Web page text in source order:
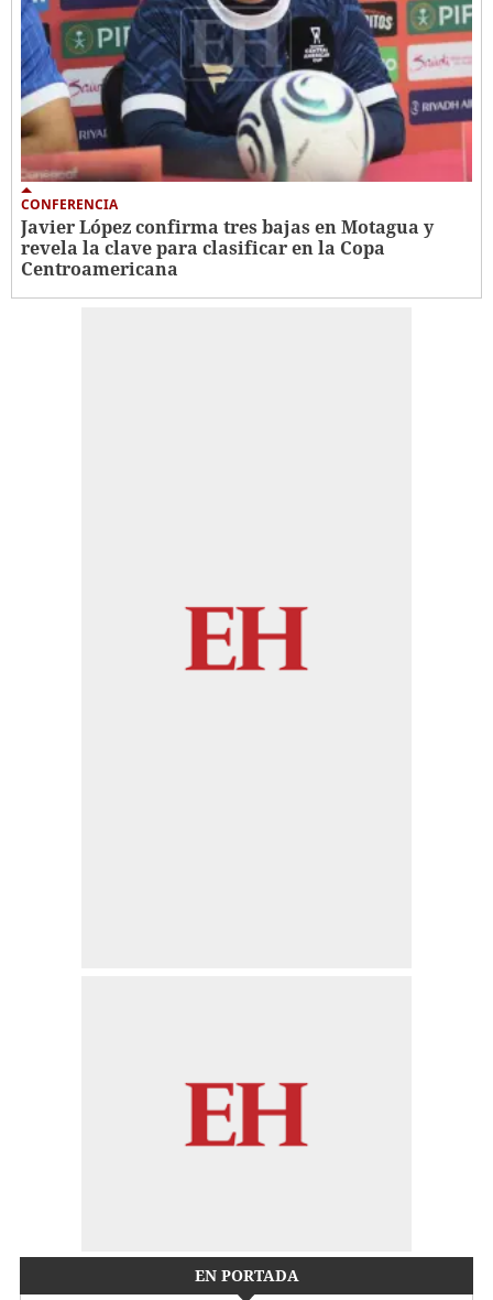
CONFERENCIA
Javier López confirma tres bajas en Motagua y
revela la clave para clasificar en la Copa
Centroamericana
EN PORTADA